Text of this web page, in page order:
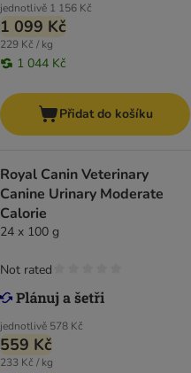
jednotlivě 1 156 Kč
1 099 Kč
229 Kč / kg
1 044 Kč
Přidat do košíku
Royal Canin Veterinary
Canine Urinary Moderate
Calorie
24 x 100 g
jednotlivě 578 Kč
559 Kč
233 Kč / kg
Not rated